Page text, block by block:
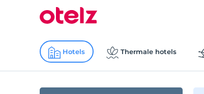
Hotels Thermale hotels